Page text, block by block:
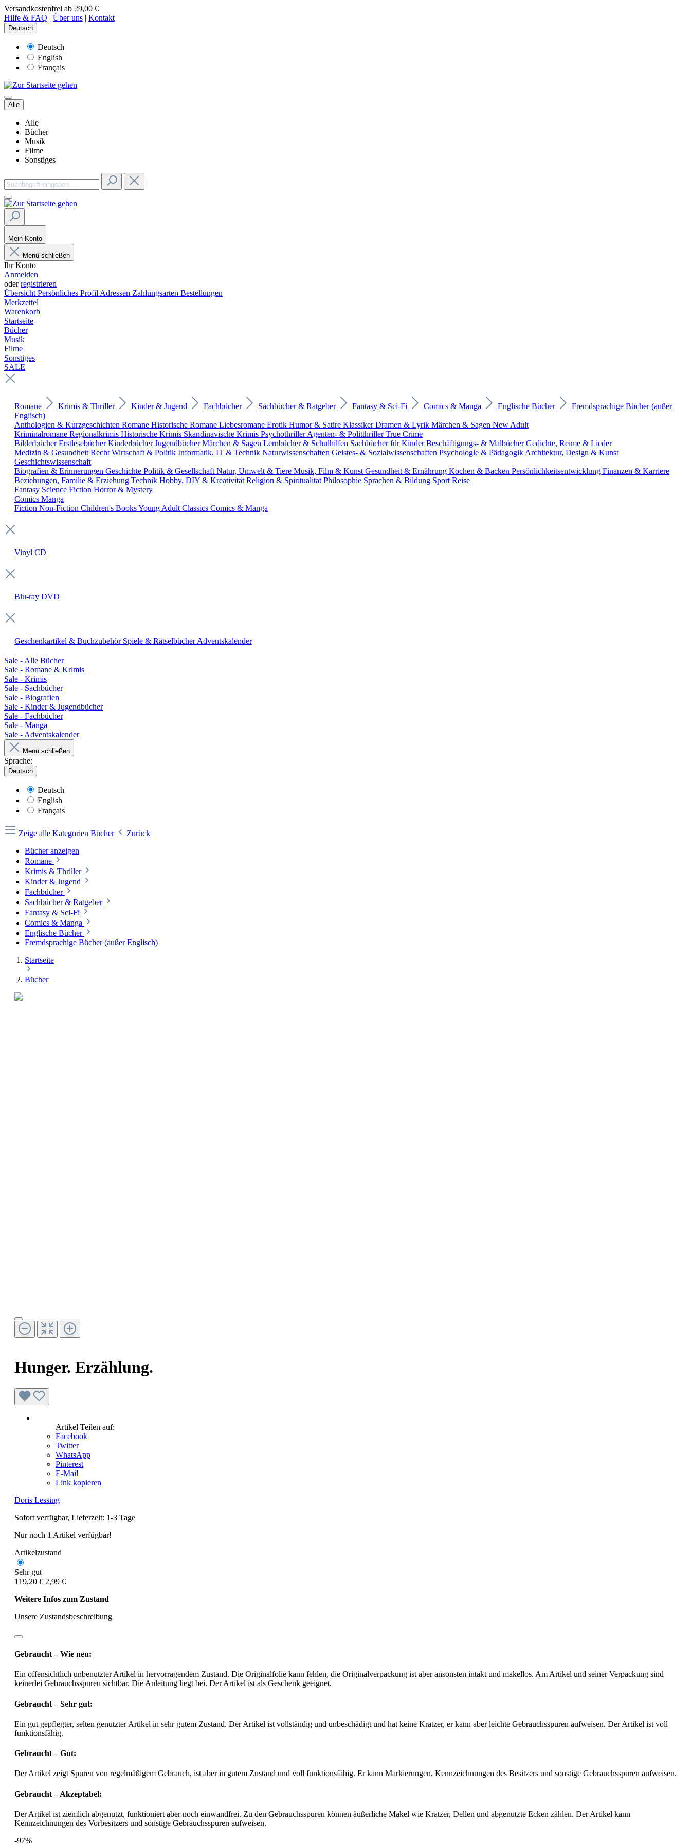
Versandkostenfrei ab 29,00 €
Hilfe & FAQ | Über uns | Kontakt
Deutsch
Deutsch
English
Français
Alle
Alle
Bücher
Musik
Filme
Sonstiges
Mein Konto
Menü schließen
Ihr Konto
Anmelden
oderregistrieren
Übersicht Persönliches Profil Adressen Zahlungsarten Bestellungen
Merkzettel
Warenkorb
Startseite
Bücher
Musik
Filme
Sonstiges
SALE
Romane Krimis & Thriller Kinder & Jugend Fachbücher Sachbücher & Ratgeber Fantasy & Sci-Fi Comics & Manga Englische Bücher
Fremdsprachige Bücher (außer
Englisch)
Anthologien & Kurzgeschichten Romane Historische Romane Liebesromane Erotik Humor & Satire KlassikerDramen & Lyrik Märchen & Sagen New Adult
Kriminalromane Regionalkrimis Historische Krimis Skandinavische Krimis PsychothrillerAgenten- & PolitthrillerTrue Crime
BilderbücherErstlesebücherKinderbücherJugendbücherMärchen & Sagen Lernbücher & Schulhilfen Sachbücher für KinderBeschäftigungs- & MalbücherGedichte, Reime & Lieder
Medizin & Gesundheit Recht Wirtschaft & Politik Informatik, IT & Technik Naturwissenschaften Geistes- & Sozialwissenschaften Psychologie & Pädagogik Architektur, Design & Kunst
Geschichtswissenschaft
Biografien & Erinnerungen Geschichte Politik & Gesellschaft Natur, Umwelt & Tiere Musik, Film & Kunst Gesundheit & Ernährung Kochen & Backen Persönlichkeitsentwicklung Finanzen & Karriere
Beziehungen, Familie & Erziehung Technik Hobby, DIY & Kreativität Religion & Spiritualität Philosophie Sprachen & Bildung Sport Reise
Fantasy Science Fiction Horror & Mystery
Comics Manga
Fiction Non-Fiction Children's BooksYoung Adult Classics Comics & Manga
Vinyl CD
Blu-ray DVD
Geschenkartikel & Buchzubehör Spiele & RätselbücherAdventskalender
Sale - Alle Bücher
Sale - Romane & Krimis
Sale - Krimis
Sale - Sachbücher
Sale - Biografien
Sale - Kinder & Jugendbücher
Sale - Fachbücher
Sale - Manga
Sale - Adventskalender
Menü schließen
Sprache:
Deutsch
Deutsch
English
Français
Zeige alle Kategorien Bücher
Zurück
Bücher anzeigen
Romane
Krimis & Thriller
Kinder & Jugend
Fachbücher
Sachbücher & Ratgeber
Fantasy & Sci-Fi
Comics & Manga
Englische Bücher
Fremdsprachige Bücher (außer Englisch)
Startseite
Bücher
Hunger. Erzählung.
Artikel Teilen auf:
Facebook
Twitter
WhatsApp
Pinterest
E-Mail
Link kopieren
Doris Lessing
Sofort verfügbar, Lieferzeit: 1-3 Tage
Nur noch 1 Artikel verfügbar!
Artikelzustand
Sehr gut
119,20 € 2,99 €
Weitere Infos zum Zustand
Unsere Zustandsbeschreibung
Gebraucht – Wie neu:
Ein offensichtlich unbenutzter Artikel in hervorragendem Zustand. Die Originalfolie kann fehlen, die Originalverpackung ist aber ansonsten intakt und makellos. Am Artikel und seiner Verpackung sind
keinerlei Gebrauchsspuren sichtbar. Die Anleitung liegt bei. Der Artikel ist als Geschenk geeignet.
Gebraucht – Sehr gut:
Ein gut gepflegter, selten genutzter Artikel in sehr gutem Zustand. Der Artikel ist vollständig und unbeschädigt und hat keine Kratzer, er kann aber leichte Gebrauchsspuren aufweisen. Der Artikel ist voll
funktionsfähig.
Gebraucht – Gut:
Der Artikel zeigt Spuren von regelmäßigem Gebrauch, ist aber in gutem Zustand und voll funktionsfähig. Er kann Markierungen, Kennzeichnungen des Besitzers und sonstige Gebrauchsspuren aufweisen.
Gebraucht – Akzeptabel:
Der Artikel ist ziemlich abgenutzt, funktioniert aber noch einwandfrei. Zu den Gebrauchsspuren können äußerliche Makel wie Kratzer, Dellen und abgenutzte Ecken zählen. Der Artikel kann
Kennzeichnungen des Vorbesitzers und sonstige Gebrauchsspuren aufweisen.
-97%